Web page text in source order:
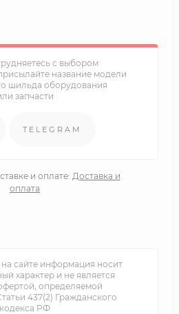
с выбором
название модели
шильда оборудования
запчасти
TELEGRAM
и оплате: Доставка и
оплата
сайте информация носит
характер и не является
определяемой
437(2) Гражданского
кодекса РФ